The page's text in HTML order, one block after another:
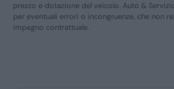
prezzo e dotazione del veicolo. Auto &
per eventuali errori o incongruenze, che non
impegno contrattuale.